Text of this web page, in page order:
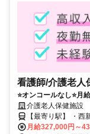
看護師/介護老人
⭐オンコールなし⭐月
の介護老人保健施設で
介護老人保健施設
【最寄り駅】 ・
月給327,000円～